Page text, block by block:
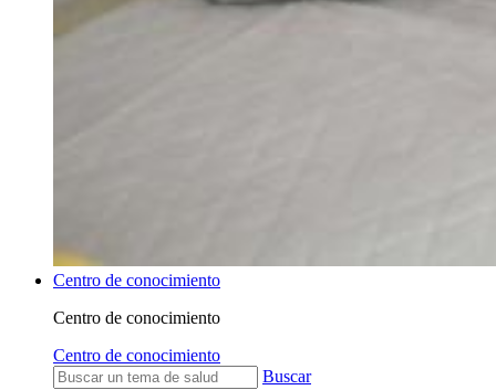
Centro de conocimiento
Centro de conocimiento
Centro de conocimiento
Buscar